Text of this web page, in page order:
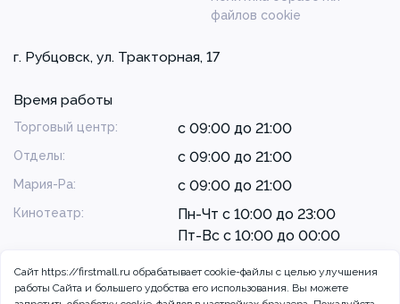
файлов cookie
г. Рубцовск, ул. Тракторная, 17
Время работы
Торговый центр: с 09:00 до 21:00
Отделы: с 09:00 до 21:00
Мария-Ра: с 09:00 до 21:00
Кинотеатр:
Пн-Чт с 10:00 до 23:00
Пт-Вс с 10:00 до 00:00
Сайт https://firstmall.ru обрабатывает cookie-файлы с целью улучшения
работы Сайта и большего удобства его использования. Вы можете